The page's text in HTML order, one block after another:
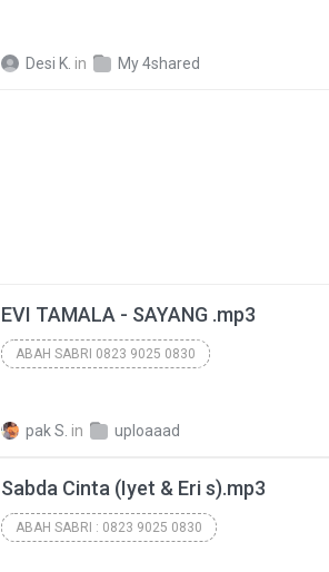
Desi K. in My 4shared
EVI TAMALA - SAYANG .mp3
ABAH SABRI 0823 9025 0830
ABAH SABRI 0823 9025 0830
pak S. in uploaaad
Sabda Cinta (Iyet & Eri s).mp3
ABAH SABRI : 0823 9025 0830